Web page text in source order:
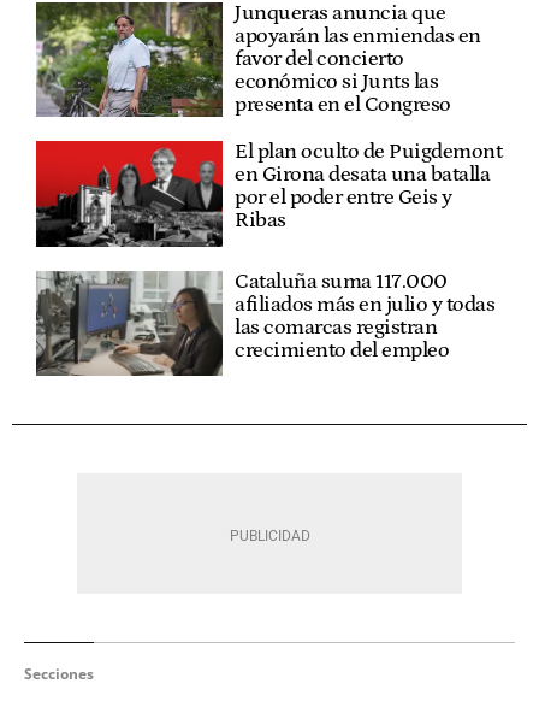
Junqueras anuncia que
apoyarán las enmiendas en
favor del concierto
económico si Junts las
presenta en el Congreso
El plan oculto de Puigdemont
en Girona desata una batalla
por el poder entre Geis y
Ribas
Cataluña suma 117.000
afiliados más en julio y todas
las comarcas registran
crecimiento del empleo
Secciones